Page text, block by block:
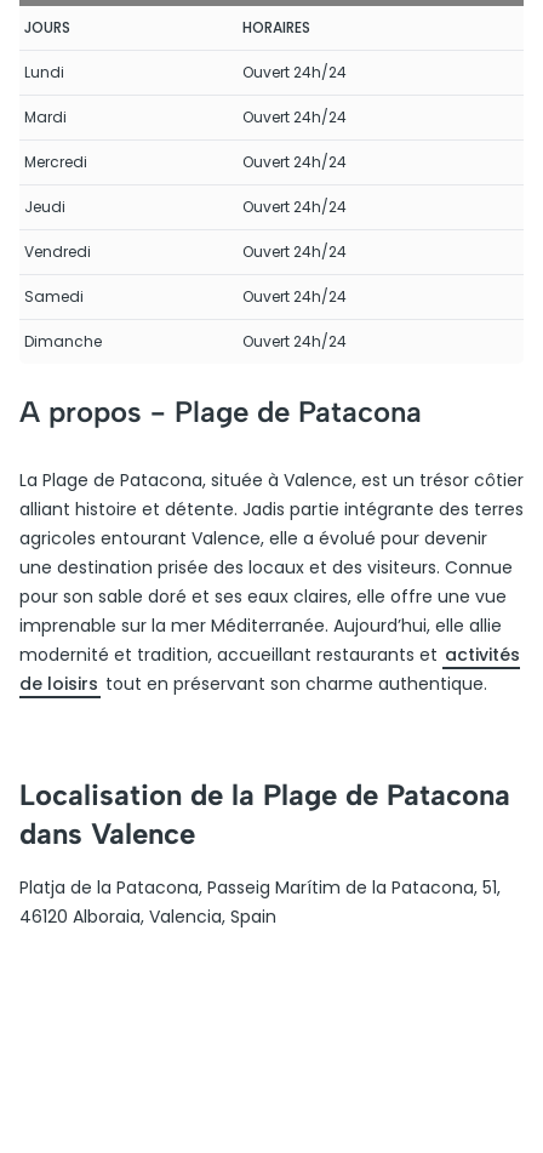
JOURS HORAIRES
Lundi Ouvert 24h/24
Mardi Ouvert 24h/24
Mercredi Ouvert 24h/24
Jeudi Ouvert 24h/24
Vendredi Ouvert 24h/24
Samedi Ouvert 24h/24
Dimanche Ouvert 24h/24
A propos - Plage de Patacona
La Plage de Patacona, située à Valence, est un trésor côtier
alliant histoire et détente. Jadis partie intégrante des terres
agricoles entourant Valence, elle a évolué pour devenir
une destination prisée des locaux et des visiteurs. Connue
pour son sable doré et ses eaux claires, elle offre une vue
imprenable sur la mer Méditerranée. Aujourd’hui, elle allie
modernité et tradition, accueillant restaurants et activités
de loisirs tout en préservant son charme authentique.
Localisation de la Plage de Patacona
dans Valence
Platja de la Patacona, Passeig Marítim de la Patacona, 51,
46120 Alboraia, Valencia, Spain